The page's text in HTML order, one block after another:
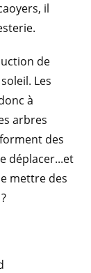
il
de
Les
à
arbres
des
déplacer...et
mettre des